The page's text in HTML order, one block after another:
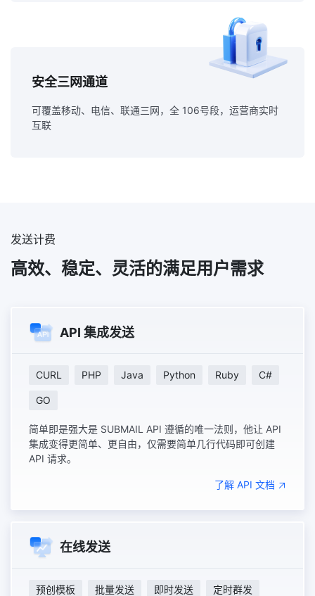
安全三网通道
可覆盖移动、电信、联通三网，全 106号段，运营商实时
互联
发送计费
高效、稳定、灵活的满足用户需求
API 集成发送
CURL PHP Java Python Ruby C#
GO
简单即是强大是 SUBMAIL API 遵循的唯一法则，他让 API
集成变得更简单、更自由，仅需要简单几行代码即可创建
API 请求。
了解 API 文档
在线发送
预创模板 批量发送 即时发送 定时群发